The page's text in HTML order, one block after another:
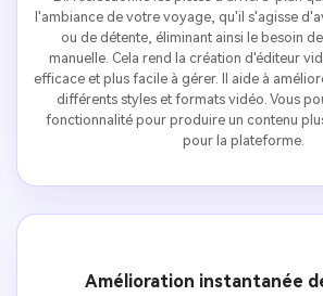
l'ambiance de votre voyage, qu'il s'agisse
ou de détente, éliminant ainsi le besoin
manuelle. Cela rend la création d'éditeur
efficace et plus facile à gérer. Il aide à
différents styles et formats vidéo. Vous
fonctionnalité pour produire un contenu
pour la plateforme.
Amélioration instantanée